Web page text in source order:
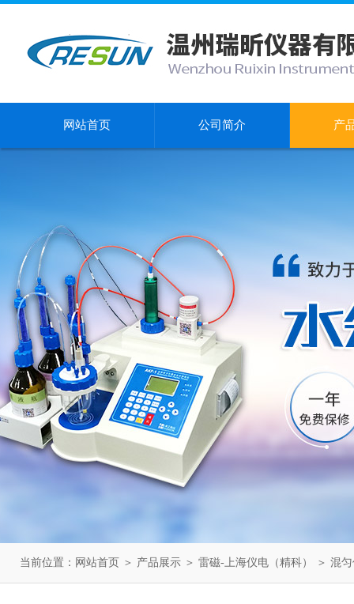
网站首页 公司简介 产
当前位置： 网站首页 ＞ 产品展示 ＞ 雷磁-上海仪电（精科） ＞ 混